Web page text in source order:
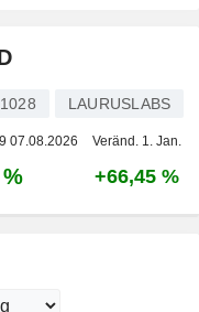
LAURUSLABS
07.08.2026 Veränd. 1. Jan.
+66,45 %